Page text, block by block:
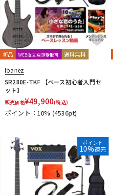
新品 WEB注文店頭受取可 送料無料
Ibanez
SR280E-TKF 【ベース初心者入門セ
ット】
販売価格¥49,900(税込)
ポイント：10% (4536pt)
ポイント
10%還元